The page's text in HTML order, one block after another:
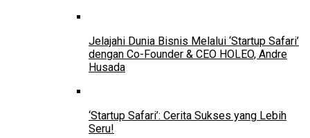
Jelajahi Dunia Bisnis Melalui ‘Startup Safari’
dengan Co-Founder & CEO HOLEO, Andre
Husada
‘Startup Safari’: Cerita Sukses yang Lebih
Seru!